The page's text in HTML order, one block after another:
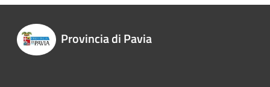
Provincia di Pavia